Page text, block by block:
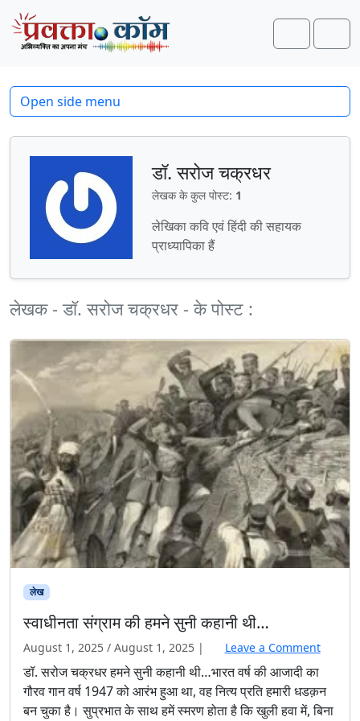
Skip to content
Skip to footer
Search
डॉ. सरोज चक्रधर
लेखक के कुल पोस्ट: 1
लेखिका कवि एवं हिंदी की सहायक
प्राध्यापिका हैं
लेखक - डॉ. सरोज चक्रधर - के पोस्ट :
लेख
स्वाधीनता संग्राम की हमने सुनी कहानी थी…
August 1, 2025 / August 1, 2025 | Leave a Comment
डॉ. सरोज चक्रधर हमने सुनी कहानी थी…भारत वर्ष की आजादी का
गौरव गान वर्ष 1947 को आरंभ हुआ था, वह नित्य प्रति हमारी धडक़न
बन चुका है। सुप्रभात के साथ हमें स्मरण होता है कि खुली हवा में, बिना
Open side menu